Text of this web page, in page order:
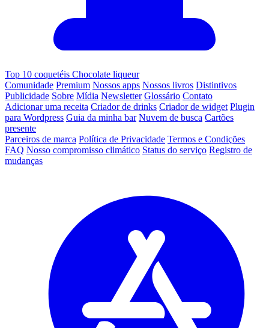
Top 10 coquetéis Chocolate liqueur
Comunidade Premium Nossos apps Nossos livros Distintivos
Publicidade Sobre Mídia Newsletter Glossário Contato
Adicionar uma receita Criador de drinks Criador de widget Plugin
para Wordpress Guia da minha bar Nuvem de busca Cartões
presente
Parceiros de marca Política de Privacidade Termos e Condições
FAQ Nosso compromisso climático Status do serviço Registro de
mudanças